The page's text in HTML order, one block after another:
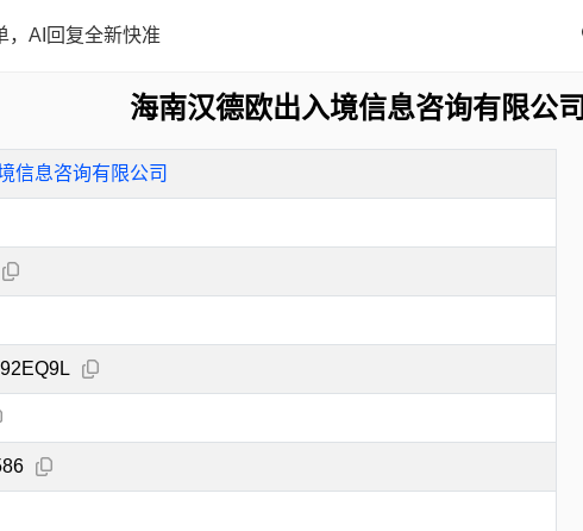
，AI回复全新快准
海南汉德欧出入境信息咨询有限公司
信息咨询有限公司